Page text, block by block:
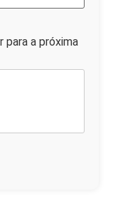
para a próxima